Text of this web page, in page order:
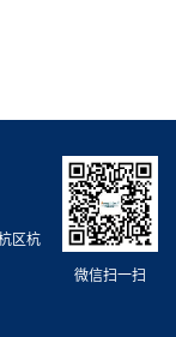
微信扫一扫
区杭